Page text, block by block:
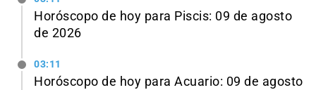
Horóscopo de hoy para Piscis: 09 de agosto
de 2026
03:11
Horóscopo de hoy para Acuario: 09 de agosto